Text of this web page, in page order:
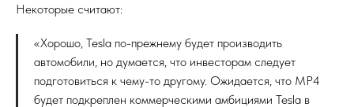
Некоторые считают:
«Хорошо, Tesla по-прежнему будет производить
автомобили, но думается, что инвесторам следует
подготовиться к чему-то другому. Ожидается, что MP4
будет подкреплен коммерческими амбициями Tesla в